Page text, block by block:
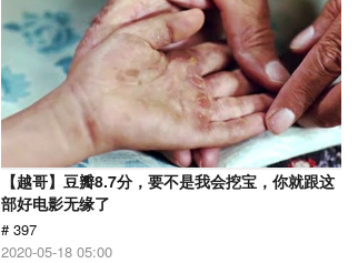
【越哥】豆瓣8.7分，要不是我会挖宝，你就跟这
部好电影无缘了
# 397
2020-05-18 05:00